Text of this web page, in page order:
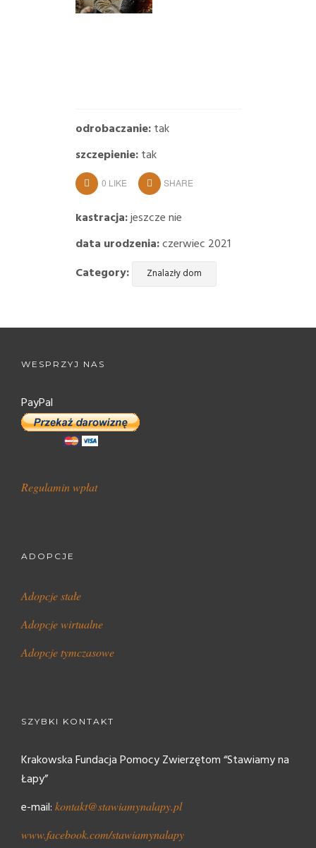
odrobaczanie:tak
szczepienie:tak
0 LIKE SHARE
kastracja:jeszcze nie
data urodzenia:czerwiec 2021
Category:
Znalazły dom
WESPRZYJ NAS
PayPal
Regulamin wpłat
ADOPCJE
Adopcje stałe
Adopcje wirtualne
Adopcje tymczasowe
SZYBKI KONTAKT
Krakowska Fundacja Pomocy Zwierzętom “Stawiamy na
Łapy”
e-mail: kontakt@stawiamynalapy.pl
www.facebook.com/stawiamynalapy